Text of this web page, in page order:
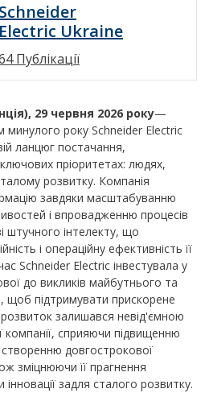
Schneider
Electric Ukraine
Публікації
29 червня 2026 року—
минулого року Schneider Electric
ланцюг постачання,
пріоритетах: людях,
розвитку. Компанія
завдяки масштабуванню
і впровадженню процесів
штучного інтелекту, що
і операційну ефективність її
Schneider Electric інвестувала у
до викликів майбутнього та
щоб підтримувати прискорене
залишався невід'ємною
компанії, сприяючи підвищенню
створенню довгострокової
зміцнюючи її прагнення
задля сталого розвитку.